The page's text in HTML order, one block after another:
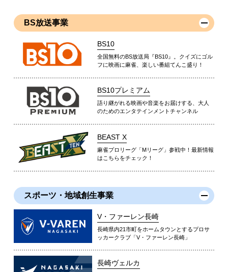
BS放送事業
BS10
全国無料のBS放送局『BS10』。クイズにゴル
フに映画に麻雀、楽しい番組てんこ盛り！
BS10プレミアム
語り継がれる映画や音楽をお届けする、大人
のためのエンタテインメントチャンネル
BEAST X
麻雀プロリーグ「Mリーグ」参戦中！最新情報
はこちらをチェック！
スポーツ・地域創生事業
V・ファーレン長崎
長崎県内21市町をホームタウンとするプロサ
ッカークラブ「V・ファーレン長崎」
長崎ヴェルカ